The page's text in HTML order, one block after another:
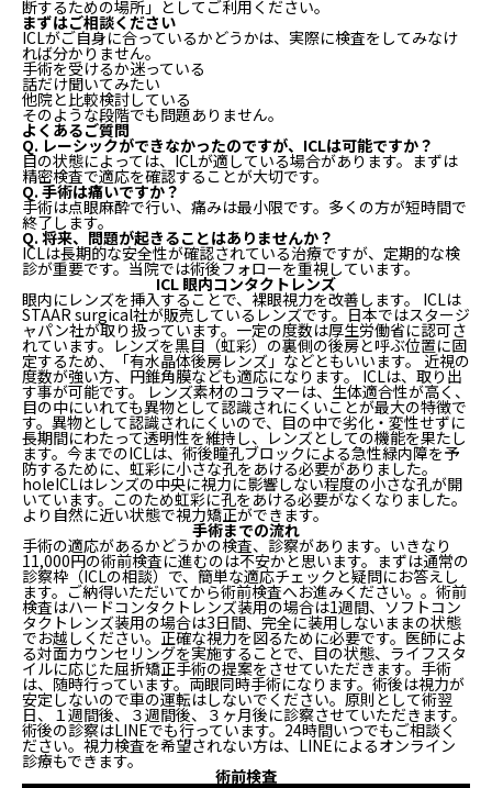
断するための場所」としてご利用ください。
まずはご相談ください
ICLがご自身に合っているかどうかは、実際に検査をしてみなけ
れば分かりません。
手術を受けるか迷っている
話だけ聞いてみたい
他院と比較検討している
そのような段階でも問題ありません。
よくあるご質問
Q. レーシックができなかったのですが、ICLは可能ですか？
目の状態によっては、ICLが適している場合があります。まずは
精密検査で適応を確認することが大切です。
Q. 手術は痛いですか？
手術は点眼麻酔で行い、痛みは最小限です。多くの方が短時間で
終了します。
Q. 将来、問題が起きることはありませんか？
ICLは長期的な安全性が確認されている治療ですが、定期的な検
診が重要です。当院では術後フォローを重視しています。
ICL 眼内コンタクトレンズ
眼内にレンズを挿入することで、裸眼視力を改善します。 ICLは
STAAR surgical社が販売しているレンズです。日本ではスタージ
ャパン社が取り扱っています。一定の度数は厚生労働省に認可さ
れています。レンズを黒目（虹彩）の裏側の後房と呼ぶ位置に固
定するため、「有水晶体後房レンズ」などともいいます。 近視の
度数が強い方、円錐角膜なども適応になります。 ICLは、取り出
す事が可能です。 レンズ素材のコラマーは、生体適合性が高く、
目の中にいれても異物として認識されにくいことが最大の特徴で
す。異物として認識されにくいので、目の中で劣化・変性せずに
長期間にわたって透明性を維持し、レンズとしての機能を果たし
ます。今までのICLは、術後瞳孔ブロックによる急性緑内障を予
防するために、虹彩に小さな孔をあける必要がありました。
holeICLはレンズの中央に視力に影響しない程度の小さな孔が開
いています。このため虹彩に孔をあける必要がなくなりました。
より自然に近い状態で視力矯正ができます。
手術までの流れ
手術の適応があるかどうかの検査、診察があります。いきなり
11,000円の術前検査に進むのは不安かと思います。まずは通常の
診察枠（ICLの相談）で、簡単な適応チェックと疑問にお答えし
ます。ご納得いただいてから術前検査へお進みください。。術前
検査はハードコンタクトレンズ装用の場合は1週間、ソフトコン
タクトレンズ装用の場合は3日間、完全に装用しないままの状態
でお越しください。正確な視力を図るために必要です。医師によ
る対面カウンセリングを実施することで、目の状態、ライフスタ
イルに応じた屈折矯正手術の提案をさせていただきます。手術
は、随時行っています。両眼同時手術になります。術後は視力が
安定しないので車の運転はしないでください。原則として術翌
日、１週間後、３週間後、３ヶ月後に診察させていただきます。
術後の診察はLINEでも行っています。24時間いつでもご相談く
ださい。視力検査を希望されない方は、LINEによるオンライン
診療もできます。
術前検査